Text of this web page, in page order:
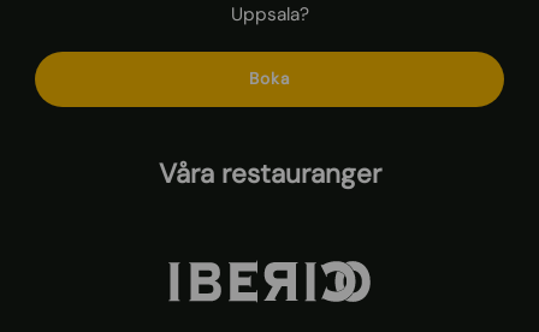
Uppsala?
Boka
Våra restauranger